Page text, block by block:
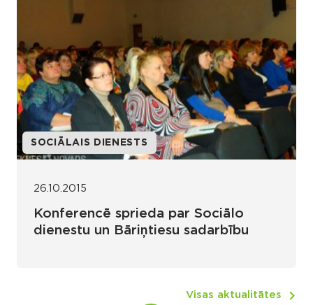
SOCIĀLAIS DIENESTS
26.10.2015
Konferencē sprieda par Sociālo
dienestu un Bāriņtiesu sadarbību
Visas aktualitātes